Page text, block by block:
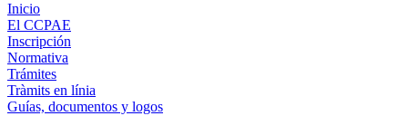
Inicio
El CCPAE
Inscripción
Normativa
Trámites
Tràmits en línia
Guías, documentos y logos